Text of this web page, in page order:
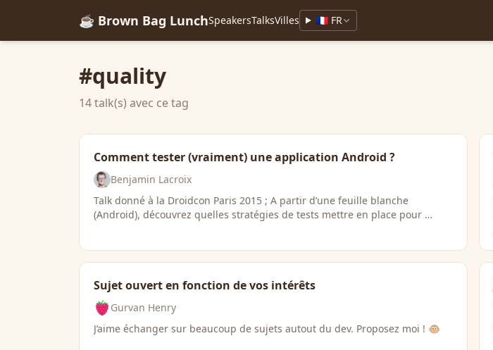
☕ Brown Bag LunchSpeakersTalksVilles 🇫🇷 FR
#quality
14 talk(s) avec ce tag
Comment tester (vraiment) une application Android ?
Benjamin Lacroix
Talk donné à la Droidcon Paris 2015 ; A partir d’une feuille blanche
(Android), découvrez quelles stratégies de tests mettre en place pour …
Sujet ouvert en fonction de vos intérêts
Gurvan Henry
J’aime échanger sur beaucoup de sujets autout du dev. Proposez moi ! 🐵